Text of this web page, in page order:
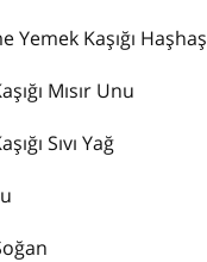
Yemek Kaşığı Haşhaş
Mısır Unu
Sıvı Yağ